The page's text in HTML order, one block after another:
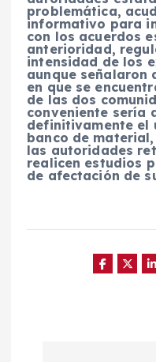
problemática,
informativo para
con los acuerdos
anterioridad,
intensidad de los
aunque señalaron
en que se
de las dos
conveniente sería
definitivamente el
banco de
las autoridades
realicen estudios
de afectación de